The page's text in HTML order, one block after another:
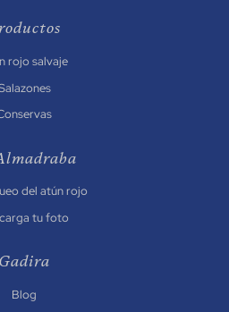
rojo salvaje
del atún rojo
tu foto
Gadira
Blog